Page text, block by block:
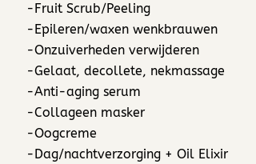
-Fruit Scrub/Peeling
-Epileren/waxen wenkbrauwen
-Onzuiverheden verwijderen
-Gelaat, decollete, nekmassage
-Anti-aging serum
-Collageen masker
-Oogcreme
-Dag/nachtverzorging + Oil Elixir